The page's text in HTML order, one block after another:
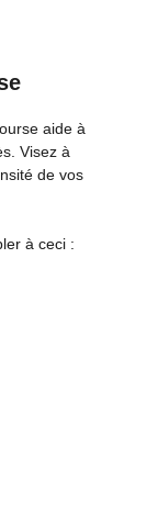
aide à
Visez à
de vos
à ceci :